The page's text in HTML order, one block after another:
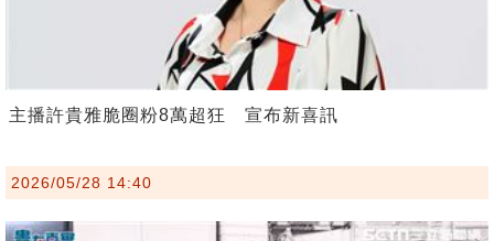
主播許貴雅脆圈粉8萬超狂 宣布新喜訊
2026/05/28 14:40